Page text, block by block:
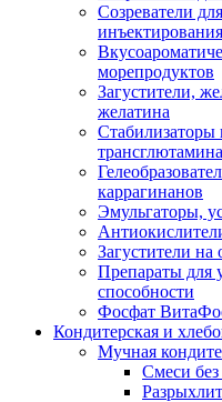
Созреватели
морепродуктов
Загустители,
желатина
Стабилизаторы
каррагинанов
Эмульгаторы,
Загустители на
Препараты для
способности
Фосфат
Кондитерская и
Мучная
Смеси без